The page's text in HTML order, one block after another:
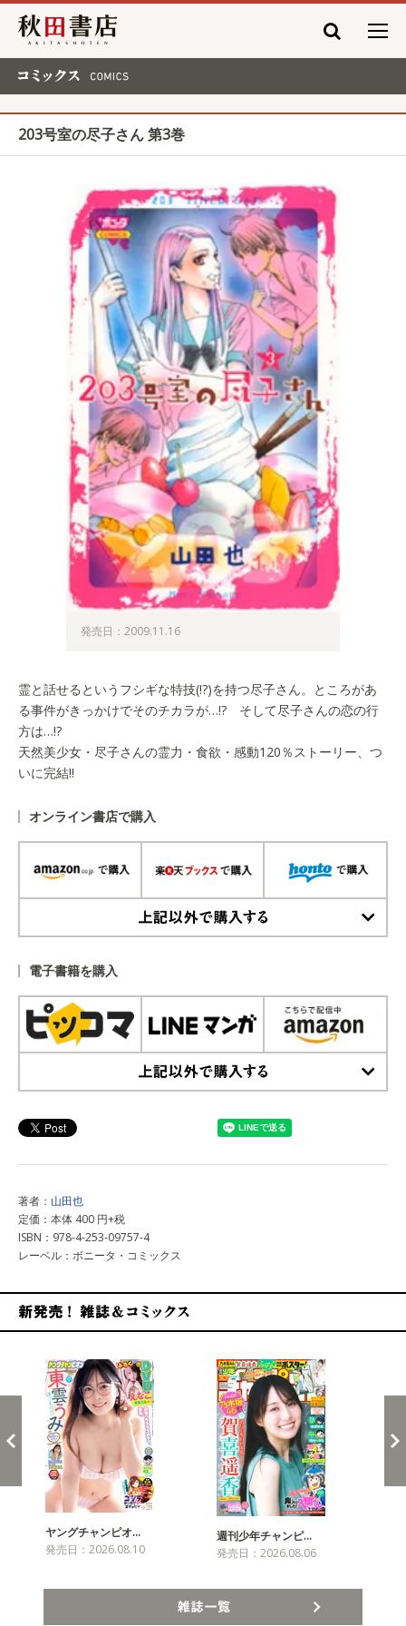
秋田書店
203号室の尽子さん 第3巻
発売日：2009.11.16
霊と話せるというフシギな特技(!?)を持つ尽子さん。ところがあ
る事件がきっかけでそのチカラが…!? そして尽子さんの恋の行
方は…!?
天然美少女・尽子さんの霊力・食欲・感動120％ストーリー、つ
いに完結!!
オンライン書店で購入
電子書籍を購入
著者： 山田也
定価：本体 400 円+税
ISBN：978-4-253-09757-4
レーベル：ボニータ・コミックス
ヤングチャンピオ…
発売日：2026.08.10
週刊少年チャンピ…
発売日：2026.08.06